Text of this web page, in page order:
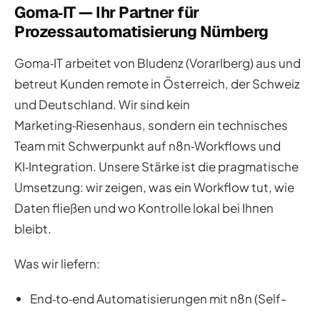
Goma‑IT — Ihr Partner für
Prozessautomatisierung Nürnberg
Goma‑IT arbeitet von Bludenz (Vorarlberg) aus und
betreut Kunden remote in Österreich, der Schweiz
und Deutschland. Wir sind kein
Marketing‑Riesenhaus, sondern ein technisches
Team mit Schwerpunkt auf n8n‑Workflows und
KI‑Integration. Unsere Stärke ist die pragmatische
Umsetzung: wir zeigen, was ein Workflow tut, wie
Daten fließen und wo Kontrolle lokal bei Ihnen
bleibt.
Was wir liefern:
End‑to‑end Automatisierungen mit n8n (Self-